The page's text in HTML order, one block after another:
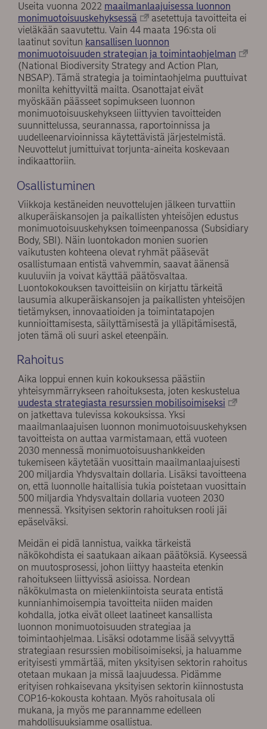
Useita vuonna 2022 maailmanlaajuisessa luonnon
monimuotoisuuskehyksessä
asetettuja tavoitteita ei
vieläkään saavutettu. Vain 44 maata 196:sta oli
laatinut sovitun kansallisen luonnon
monimuotoisuuden strategian ja toimintaohjelman
(National Biodiversity Strategy and Action Plan,
NBSAP). Tämä strategia ja toimintaohjelma puuttuivat
monilta kehittyviltä mailta. Osanottajat eivät
myöskään päässeet sopimukseen luonnon
monimuotoisuuskehykseen liittyvien tavoitteiden
suunnittelussa, seurannassa, raportoinnissa ja
uudelleenarvioinnissa käytettävistä järjestelmistä.
Neuvottelut jumittuivat torjunta-aineita koskevaan
indikaattoriin.
Osallistuminen
Viikkoja kestäneiden neuvottelujen jälkeen turvattiin
alkuperäiskansojen ja paikallisten yhteisöjen edustus
monimuotoisuuskehyksen toimeenpanossa (Subsidiary
Body, SBI). Näin luontokadon monien suorien
vaikutusten kohteena olevat ryhmät pääsevät
osallistumaan entistä vahvemmin, saavat äänensä
kuuluviin ja voivat käyttää päätösvaltaa.
Luontokokouksen tavoitteisiin on kirjattu tärkeitä
lausumia alkuperäiskansojen ja paikallisten yhteisöjen
tietämyksen, innovaatioiden ja toimintatapojen
kunnioittamisesta, säilyttämisestä ja ylläpitämisestä,
joten tämä oli suuri askel eteenpäin.
Rahoitus
Aika loppui ennen kuin kokouksessa päästiin
yhteisymmärrykseen rahoituksesta, joten keskustelua
uudesta strategiasta resurssien mobilisoimiseksi
on jatkettava tulevissa kokouksissa. Yksi
maailmanlaajuisen luonnon monimuotoisuuskehyksen
tavoitteista on auttaa varmistamaan, että vuoteen
2030 mennessä monimuotoisuushankkeiden
tukemiseen käytetään vuosittain maailmanlaajuisesti
200 miljardia Yhdysvaltain dollaria. Lisäksi tavoitteena
on, että luonnolle haitallisia tukia poistetaan vuosittain
500 miljardia Yhdysvaltain dollaria vuoteen 2030
mennessä. Yksityisen sektorin rahoituksen rooli jäi
epäselväksi.
Meidän ei pidä lannistua, vaikka tärkeistä
näkökohdista ei saatukaan aikaan päätöksiä. Kyseessä
on muutosprosessi, johon liittyy haasteita etenkin
rahoitukseen liittyvissä asioissa. Nordean
näkökulmasta on mielenkiintoista seurata entistä
kunnianhimoisempia tavoitteita niiden maiden
kohdalla, jotka eivät olleet laatineet kansallista
luonnon monimuotoisuuden strategiaa ja
toimintaohjelmaa. Lisäksi odotamme lisää selvyyttä
strategiaan resurssien mobilisoimiseksi, ja haluamme
erityisesti ymmärtää, miten yksityisen sektorin rahoitus
otetaan mukaan ja missä laajuudessa. Pidämme
erityisen rohkaisevana yksityisen sektorin kiinnostusta
COP16-kokousta kohtaan. Myös rahoitusala oli
mukana, ja myös me parannamme edelleen
mahdollisuuksiamme osallistua.